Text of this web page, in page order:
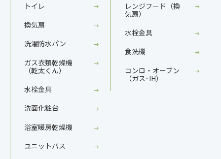
トイレ
換気扇
洗濯防水パン
ガス衣類乾燥機
（乾太くん）
水栓金具
洗面化粧台
浴室暖房乾燥機
ユニットバス
レンジフード（換
気扇）
水栓金具
食洗機
コンロ・オーブン
（ガス･IH）